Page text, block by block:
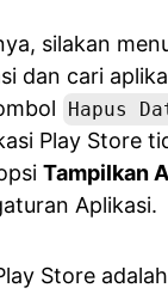
silakan
dan cari
Hapus
Play Store
Tampilkan
Aplikasi.
Store